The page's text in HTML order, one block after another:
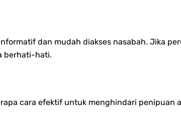
dan mudah diakses nasabah. Jika
berhati-hati.
cara efektif untuk menghindari penipuan